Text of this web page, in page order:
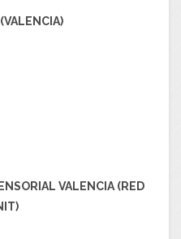
VALENCIA (RED